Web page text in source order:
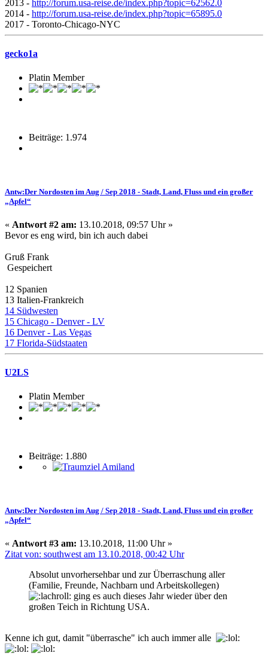
2013 - http://forum.usa-reise.de/index.php?topic=62562.0
2014 - http://forum.usa-reise.de/index.php?topic=65895.0
2017 - Toronto-Chicago-NYC
gecko1a
Platin Member
Beiträge: 1.974
Antw:Der Nordosten im Aug / Sep 2018 - Stadt, Land, Fluss und ein großer
„Apfel“
« Antwort #2 am: 13.10.2018, 09:57 Uhr »
Bevor es eng wird, bin ich auch dabei
Gruß Frank
Gespeichert
12 Spanien
13 Italien-Frankreich
14 Südwesten
15 Chicago - Denver - LV
16 Denver - Las Vegas
17 Florida-Südstaaten
U2LS
Platin Member
Beiträge: 1.880
Antw:Der Nordosten im Aug / Sep 2018 - Stadt, Land, Fluss und ein großer
„Apfel“
« Antwort #3 am: 13.10.2018, 11:00 Uhr »
Zitat von: southwest am 13.10.2018, 00:42 Uhr
Absolut unvorhersehbar und zur Überraschung aller
(Familie, Freunde, Nachbarn und Arbeitskollegen)
ging es auch dieses Jahr wieder über den
großen Teich in Richtung USA.
Kenne ich gut, damit "überrasche" ich auch immer alle